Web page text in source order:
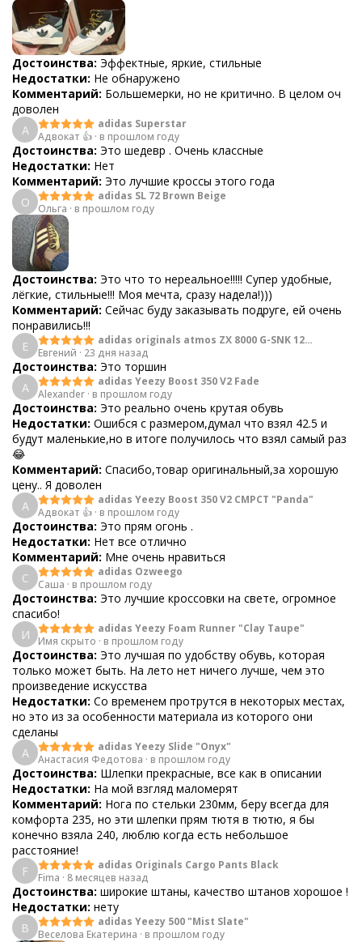
Достоинства: Эффектные, яркие, стильные
Недостатки: Не обнаружено
Комментарий: Большемерки, но не критично. В целом оч
доволен
А
adidas Superstar
Адвокат 👍 · в прошлом году
Достоинства: Это шедевр . Очень классные
Недостатки: Нет
Комментарий: Это лучшие кроссы этого года
О
adidas SL 72 Brown Beige
Ольга · в прошлом году
Достоинства: Это что то нереальное!!!!! Супер удобные,
лёгкие, стильные!!! Моя мечта, сразу надела!)))
Комментарий: Сейчас буду заказывать подруге, ей очень
понравились!!!
Е
adidas originals atmos ZX 8000 G-SNK 12
Predator
Евгений · 23 дня назад
Достоинства: Это торшин
A
adidas Yeezy Boost 350 V2 Fade
Alexander · в прошлом году
Достоинства: Это реально очень крутая обувь
Недостатки: Ошибся с размером,думал что взял 42.5 и
будут маленькие,но в итоге получилось что взял самый раз
😂
Комментарий: Спасибо,товар оригинальный,за хорошую
цену.. Я доволен
А
adidas Yeezy Boost 350 V2 CMPCT "Panda"
Адвокат 👍 · в прошлом году
Достоинства: Это прям огонь .
Недостатки: Нет все отлично
Комментарий: Мне очень нравиться
С
adidas Ozweego
Саша · в прошлом году
Достоинства: Это лучшие кроссовки на свете, огромное
спасибо!
И
adidas Yeezy Foam Runner "Clay Taupe"
Имя скрыто · в прошлом году
Достоинства: Это лучшая по удобству обувь, которая
только может быть. На лето нет ничего лучше, чем это
произведение искусства
Недостатки: Со временем протрутся в некоторых местах,
но это из за особенности материала из которого они
сделаны
А
adidas Yeezy Slide "Onyx"
Анастасия Федотова · в прошлом году
Достоинства: Шлепки прекрасные, все как в описании
Недостатки: На мой взгляд маломерят
Комментарий: Нога по стельки 230мм, беру всегда для
комфорта 235, но эти шлепки прям тютя в тютю, я бы
конечно взяла 240, люблю когда есть небольшое
расстояние!
F
adidas Originals Cargo Pants Black
Fima · 8 месяцев назад
Достоинства: широкие штаны, качество штанов хорошое !
Недостатки: нету
В
adidas Yeezy 500 "Mist Slate"
Веселова Екатерина · в прошлом году